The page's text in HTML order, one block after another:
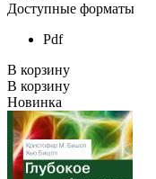
Доступные форматы
Pdf
В корзину
В корзину
Новинка